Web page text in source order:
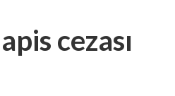
cezası